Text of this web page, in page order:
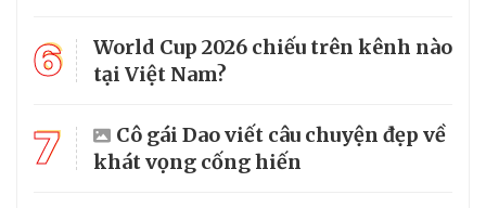
6
World Cup 2026 chiếu trên kênh nào
tại Việt Nam?
7
Cô gái Dao viết câu chuyện đẹp về
khát vọng cống hiến